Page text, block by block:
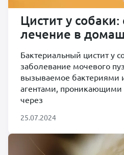
Цистит у
лечение в
Бактериальный цистит у
заболевание мочевого
вызываемое бактериями
агентами, проникающими
через
25.07.2024